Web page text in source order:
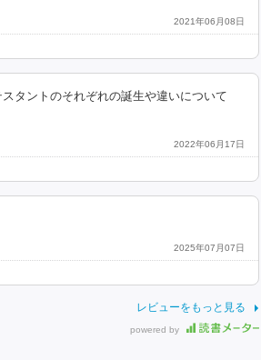
2021年06月08日
タントのそれぞれの誕生や違いについて
2022年06月17日
2025年07月07日
レビューをもっと見る
powered by